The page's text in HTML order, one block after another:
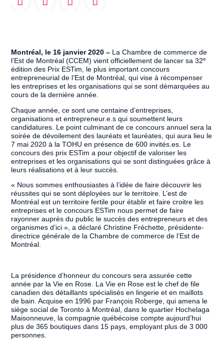
Montréal, le 16 janvier 2020 – La Chambre de commerce de
l’Est de Montréal (CCEM) vient officiellement de lancer sa 32e
édition des Prix ESTim, le plus important concours
entrepreneurial de l’Est de Montréal, qui vise à récompenser
les entreprises et les organisations qui se sont démarquées au
cours de la dernière année.
Chaque année, ce sont une centaine d’entreprises,
organisations et entrepreneur.e.s qui soumettent leurs
candidatures. Le point culminant de ce concours annuel sera la
soirée de dévoilement des lauréats et lauréates, qui aura lieu le
7 mai 2020 à la TOHU en présence de 600 invités.es. Le
concours des prix ESTim a pour objectif de valoriser les
entreprises et les organisations qui se sont distinguées grâce à
leurs réalisations et à leur succès.
« Nous sommes enthousiastes à l’idée de faire découvrir les
réussites qui se sont déployées sur le territoire. L’est de
Montréal est un territoire fertile pour établir et faire croitre les
entreprises et le concours ESTim nous permet de faire
rayonner auprès du public le succès des entrepreneurs et des
organismes d’ici », a déclaré Christine Fréchette, présidente-
directrice générale de la Chambre de commerce de l’Est de
Montréal.
La présidence d’honneur du concours sera assurée cette
année par la Vie en Rose. La Vie en Rose est le chef de file
canadien des détaillants spécialisés en lingerie et en maillots
de bain. Acquise en 1996 par François Roberge, qui amena le
siège social de Toronto à Montréal, dans le quartier Hochelaga
Maisonneuve, la compagnie québécoise compte aujourd’hui
plus de 365 boutiques dans 15 pays, employant plus de 3 000
personnes.